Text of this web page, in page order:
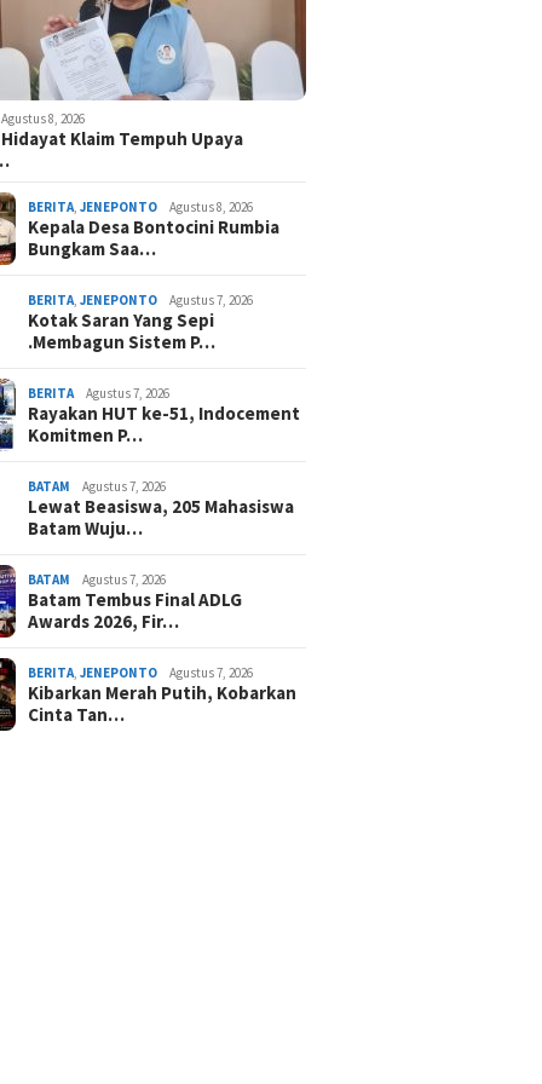
Agustus 8, 2026
Klaim Tempuh Upaya
BERITA ,JENEPONTO Agustus 8, 2026
Kepala Desa Bontocini Rumbia
Bungkam Saa…
BERITA ,JENEPONTO Agustus 7, 2026
Kotak Saran Yang Sepi
.Membagun Sistem P…
BERITA Agustus 7, 2026
Rayakan HUT ke-51, Indocement
Komitmen P…
BATAM Agustus 7, 2026
Lewat Beasiswa, 205 Mahasiswa
Batam Wuju…
BATAM Agustus 7, 2026
Batam Tembus Final ADLG
Awards 2026, Fir…
BERITA ,JENEPONTO Agustus 7, 2026
Kibarkan Merah Putih, Kobarkan
Cinta Tan…